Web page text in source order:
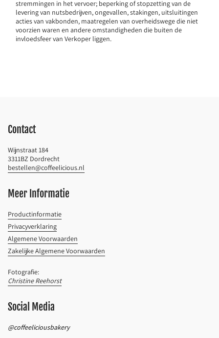
stremmingen in het vervoer; beperking of stopzetting van de
levering van nutsbedrijven, ongevallen, stakingen, uitsluitingen
acties van vakbonden, maatregelen van overheidswege die niet
voorzien waren en andere omstandigheden die buiten de
invloedsfeer van Verkoper liggen.
Contact
Wijnstraat 184
3311BZ Dordrecht
bestellen@coffeelicious.nl
Meer Informatie
Productinformatie
Privacyverklaring
Algemene Voorwaarden
Zakelijke Algemene Voorwaarden
Fotografie:
Christine Reehorst
Social Media
@coffeeliciousbakery